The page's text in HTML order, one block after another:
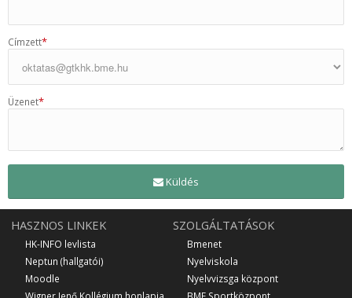
Címzett*
Üzenet*
Küldés
HASZNOS LINKEK
HK-INFO levlista
Neptun (hallgatói)
Moodle
SZOLGÁLTATÁSOK
Bmenet
Nyelviskola
Nyelvvizsga központ